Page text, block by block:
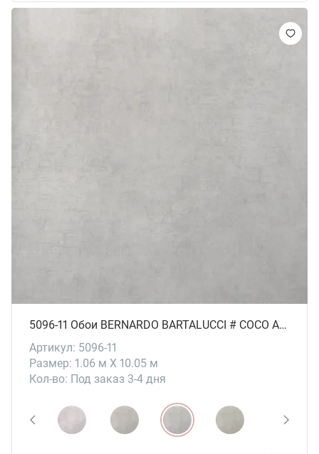
5096-11 Обои BERNARDO BARTALUCCI # СОСО ART
Артикул: 5096-11
Размер: 1.06 м X 10.05 м
Кол-во: Под заказ 3-4 дня